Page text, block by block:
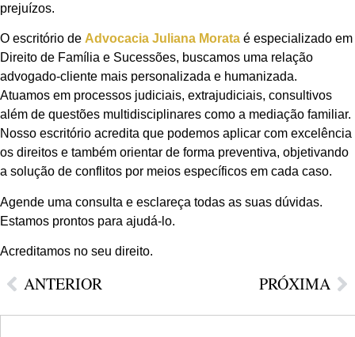
prejuízos.
O escritório de Advocacia Juliana Morata é especializado em
Direito de Família e Sucessões, buscamos uma relação
advogado-cliente mais personalizada e humanizada.
Atuamos em processos judiciais, extrajudiciais, consultivos
além de questões multidisciplinares como a mediação familiar.
Nosso escritório acredita que podemos aplicar com excelência
os direitos e também orientar de forma preventiva, objetivando
a solução de conflitos por meios específicos em cada caso.
Agende uma consulta e esclareça todas as suas dúvidas.
Estamos prontos para ajudá-lo.
Acreditamos no seu direito.
ANTERIOR PRÓXIMA